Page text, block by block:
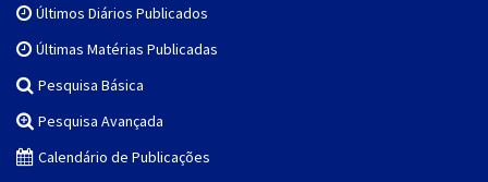
Últimos Diários Publicados
Últimas Matérias Publicadas
Pesquisa Básica
Pesquisa Avançada
Calendário de Publicações